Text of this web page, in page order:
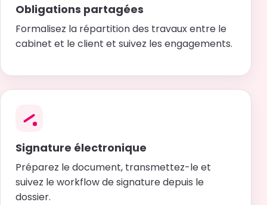
Obligations partagées
Formalisez la répartition des travaux entre le
cabinet et le client et suivez les engagements.
Signature électronique
Préparez le document, transmettez-le et
suivez le workflow de signature depuis le
dossier.